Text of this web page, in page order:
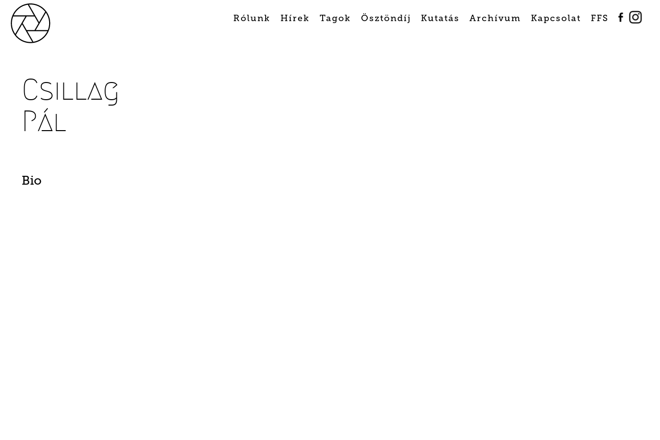
Rólunk Hírek Tagok Ösztöndíj Kutatás Archívum Kapcsolat FFS
Csillag
Pál
Bio